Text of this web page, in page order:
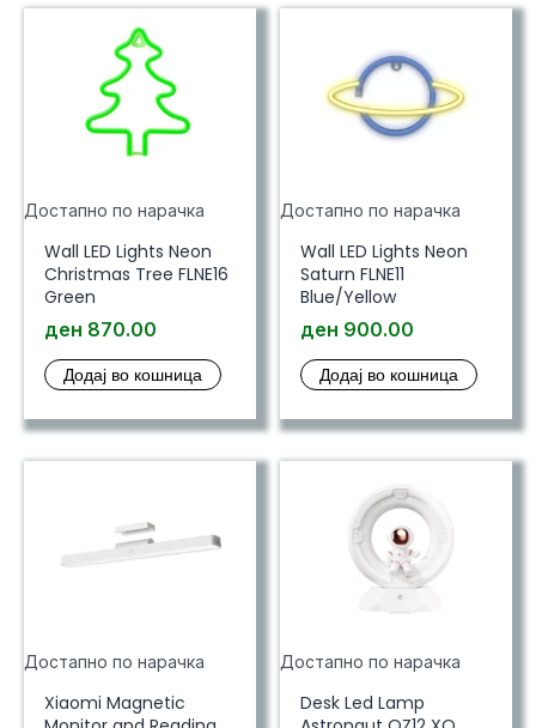
Достапно по нарачка
Wall LED Lights Neon
Christmas Tree FLNE16
Green
ден 870.00
Додај во кошница
Достапно по нарачка
Wall LED Lights Neon
Saturn FLNE11
Blue/Yellow
ден 900.00
Додај во кошница
Достапно по нарачка
Xiaomi Magnetic
Достапно по нарачка
Desk Led Lamp